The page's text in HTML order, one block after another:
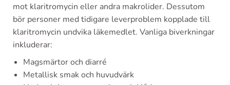
mot klaritromycin eller andra makrolider. Dessutom
bör personer med tidigare leverproblem kopplade till
klaritromycin undvika läkemedlet. Vanliga biverkningar
inkluderar:
Magsmärtor och diarré
Metallisk smak och huvudvärk